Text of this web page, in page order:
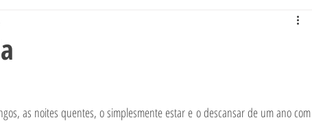
as noites quentes, o simplesmente estar e o descansar de um ano com